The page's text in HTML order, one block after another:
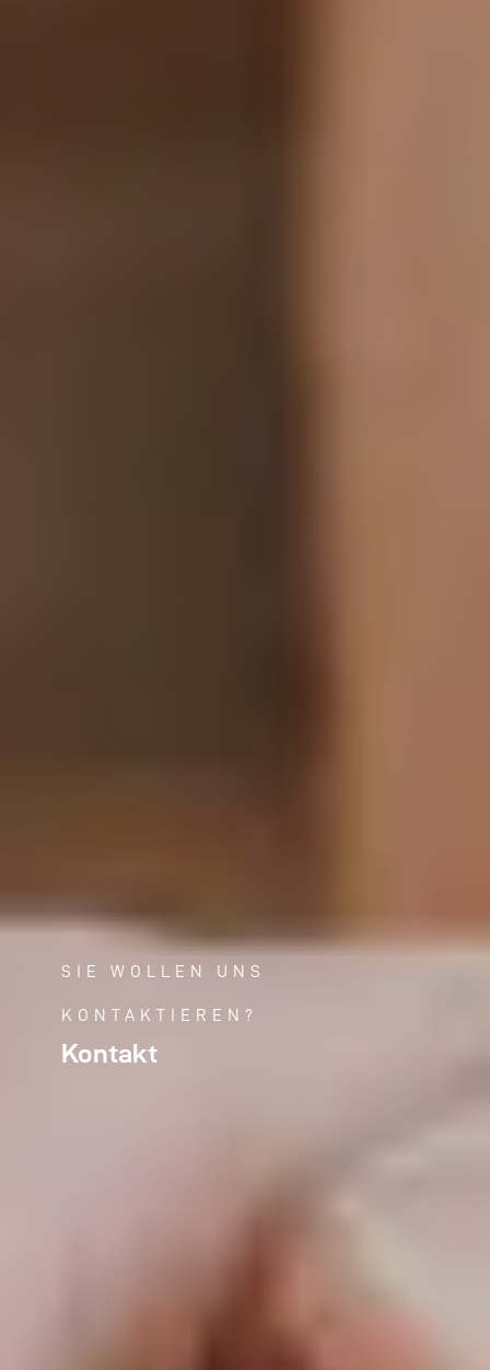
SIE WOLLEN UNS
KONTAKTIEREN?
Kontakt